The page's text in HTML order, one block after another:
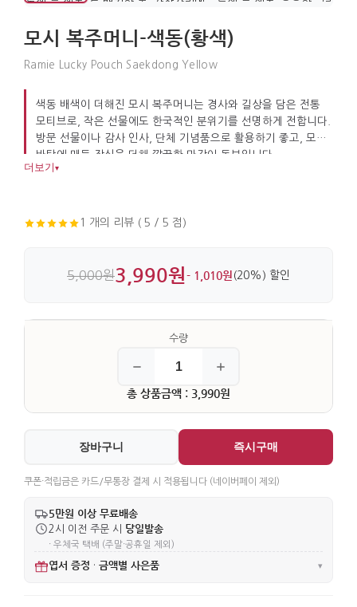
모시 복주머니-색동(황색)
Ramie Lucky Pouch Saekdong Yellow
색동 배색이 더해진 모시 복주머니는 경사와 길상을 담은 전통
모티브로, 작은 선물에도 한국적인 분위기를 선명하게 전합니다.
방문 선물이나 감사 인사, 단체 기념품으로 활용하기 좋고, 모시
바탕에 매듭 장식을 더해 깔끔한 마감이 돋보입니다.
더보기 ▾
1 개의 리뷰 ( 5 / 5 점)
5,000원3,990원- 1,010원 (20%) 할인
총 상품금액 : 3,990원
장바구니 즉시구매
쿠폰·적립금은 카드/무통장 결제 시 적용됩니다 (네이버페이 제외)
5만원 이상 무료배송
2시 이전 주문 시 당일발송
· 우체국 택배 (주말·공휴일 제외)
엽서 증정 · 금액별 사은품 ▾